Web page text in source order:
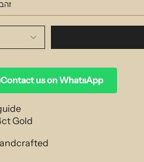
Contact us on WhatsApp
Gold